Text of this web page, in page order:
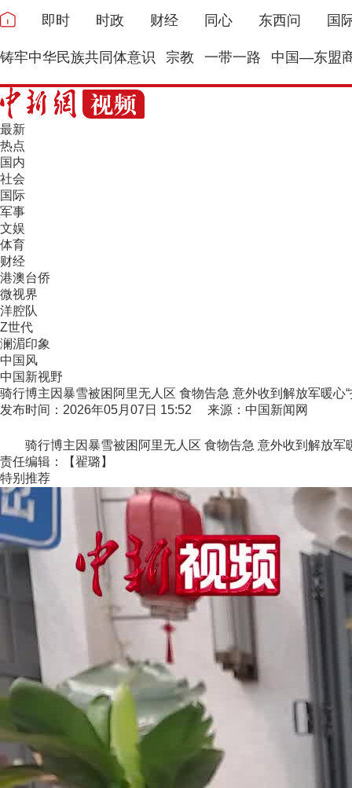
即时 时政 财经 同心 东西问 国
铸牢中华民族共同体意识 宗教 一带一路 中国—东盟
最新
热点
国内
社会
国际
军事
文娱
体育
财经
港澳台侨
微视界
洋腔队
Z世代
澜湄印象
中国风
中国新视野
骑行博主因暴雪被困阿里无人区 食物告急 意外收到解放军暖心“
发布时间：2026年05月07日 15:52 来源：中国新闻网
骑行博主因暴雪被困阿里无人区 食物告急 意外收到解放军
责任编辑：【翟璐】
特别推荐